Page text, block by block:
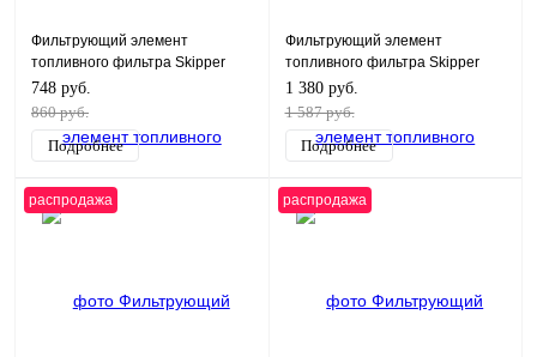
Фильтрующий элемент
топливного фильтра Skipper
для Yamaha 5-225, F9.9-100
748 руб.
860 руб.
Подробнее
Фильтрующий элемент
топливного фильтра Skipper
для Yamaha 150-250, F150-225
1 380 руб.
1 587 руб.
Подробнее
распродажа распродажа